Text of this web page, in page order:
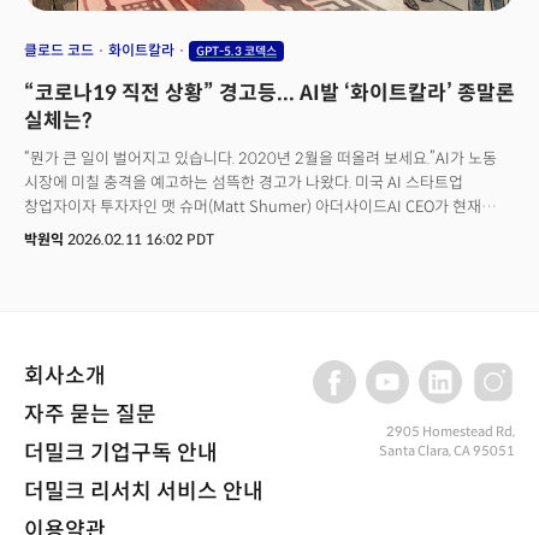
클로드 코드 화이트칼라 GPT-5.3 코덱스
“코로나19 직전 상황” 경고등... AI발 ‘화이트칼라’ 종말론
실체는?
“뭔가 큰 일이 벌어지고 있습니다. 2020년 2월을 떠올려 보세요.”AI가 노동
시장에 미칠 충격을 예고하는 섬뜩한 경고가 나왔다. 미국 AI 스타트업
창업자이자 투자자인 맷 슈머(Matt Shumer) 아더사이드AI CEO가 현재
상황을 코로나19(Covid-19) 팬데믹 직전에 비유한 것이다. 슈머 CEO는
체감하지 못 하고 있다는 것. 그는 “미래는 오픈AI, 앤트로픽, 구글 딥마인드
같은 기업에 소속된 놀라울 정도로 소수의 사람들에 의해 형성되고 있다”며
자신도 AI 분야에서 일하고 있지만, 지금 벌어지는 일에 대해 거의 영향력을
행사할 수 없는 상황이라고 경고했다. 단지 지진이 일어나는 지점에 가까이
슈머의 글은 10일(현지시각) 소셜미디어 X에 올라온 지 하루 만에
2만3000회 공유되며 폭발적인 반응을 일으켰다. 조회수는 5000만 회를
박원익 2026.02.11 16:02 PDT
회사소개
자주 묻는 질문
더밀크 기업구독 안내
더밀크 리서치 서비스 안내
2905 Homestead Rd,
Santa Clara, CA 95051